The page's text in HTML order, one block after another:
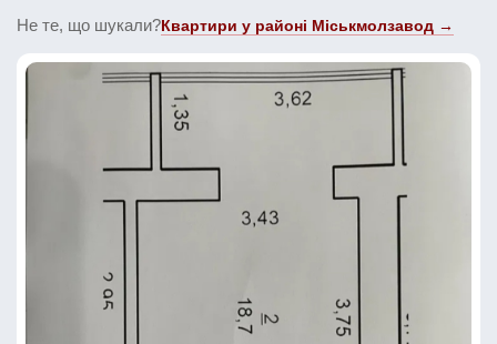
Не те, що шукали?Квартири у районі Міськмолзавод →